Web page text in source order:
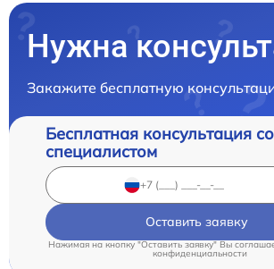
Нужна
Закажите бесплатную
Бесплатная консультация со
специалистом
Оставить заявку
Нажимая на кнопку "Оставить заявку" Вы
конфиденциальности